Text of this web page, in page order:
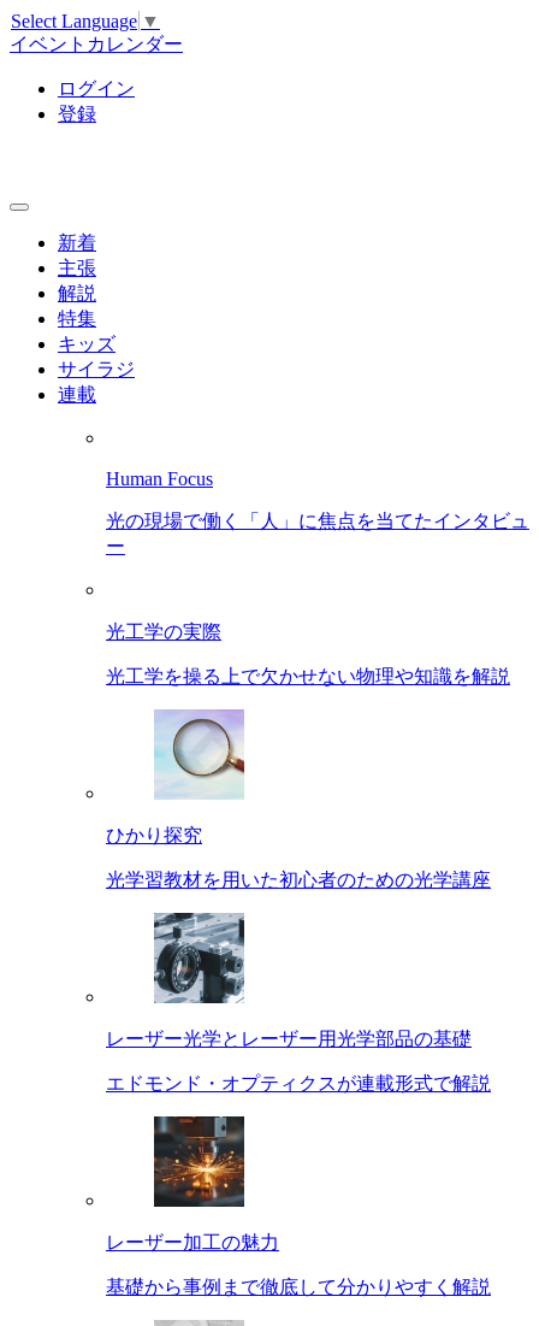
Select Language ▼
イベントカレンダー
ログイン
登録
新着
主張
解説
特集
キッズ
サイラジ
連載
Human Focus
光の現場で働く「人」に焦点を当てたインタビュ
ー
光工学の実際
光工学を操る上で欠かせない物理や知識を解説
ひかり探究
光学習教材を用いた初心者のための光学講座
レーザー光学とレーザー用光学部品の基礎
エドモンド・オプティクスが連載形式で解説
レーザー加工の魅力
基礎から事例まで徹底して分かりやすく解説